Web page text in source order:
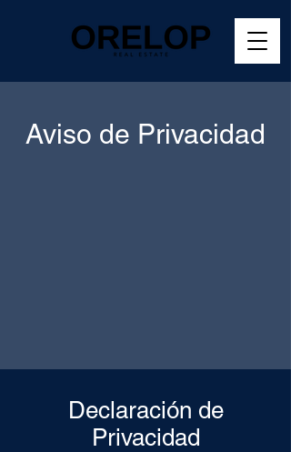
Aviso de Privacidad
Declaración de
Privacidad